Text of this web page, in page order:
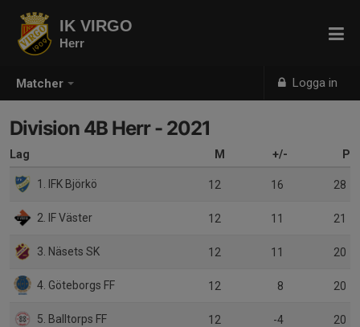
Matcher Logga in
IK VIRGO
Herr
Division 4B Herr - 2021
Lag M +/- P
1. IFK Björkö 12 16 28
2. IF Väster 12 11 21
3. Näsets SK 12 11 20
4. Göteborgs FF 12 8 20
5. Balltorps FF 12 -4 20